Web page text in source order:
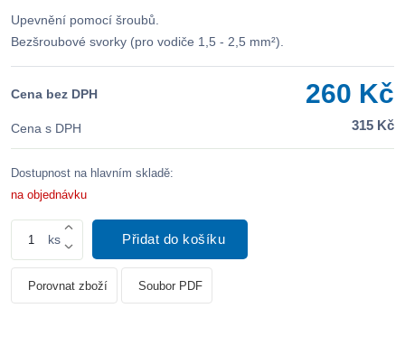
Upevnění pomocí šroubů.
Bezšroubové svorky (pro vodiče 1,5 - 2,5 mm²).
Cena bez DPH 260 Kč
Cena s DPH 315 Kč
Dostupnost na hlavním skladě:
na objednávku
ks Přidat do košíku
Porovnat zboží Soubor PDF